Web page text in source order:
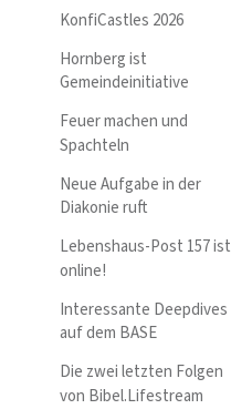
KonfiCastles 2026
Hornberg ist
Gemeindeinitiative
Feuer machen und
Spachteln
Neue Aufgabe in der
Diakonie ruft
Lebenshaus-Post 157 ist
online!
Interessante Deepdives
auf dem BASE
Die zwei letzten Folgen
von Bibel.Lifestream